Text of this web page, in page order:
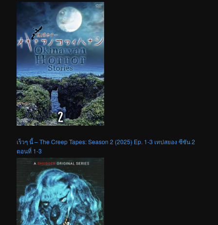
เร็วๆ นี้ – The Creep Tapes: Season 2 (2025) Ep. 1-3 เทปสยอง ซีซัน 2
ตอนที่ 1-3